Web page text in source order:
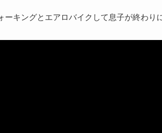
キングとエアロバイクして息子が終わり